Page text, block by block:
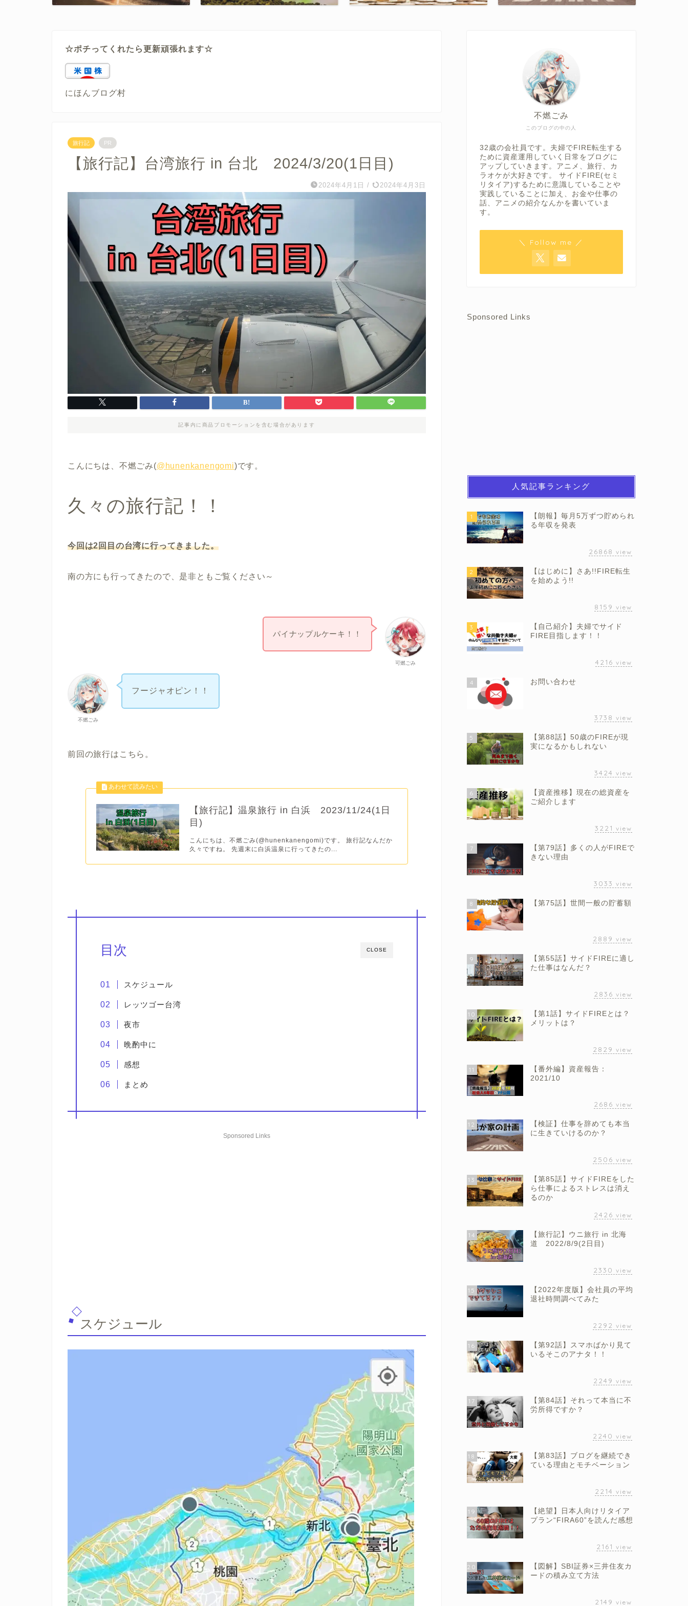
☆ポチってくれたら更新頑張れます☆
にほんブログ村
旅行記 PR
【旅行記】台湾旅行 in 台北 2024/3/20(1日目)
2024年4月1日 / 2024年4月3日
記事内に商品プロモーションを含む場合があります
こんにちは、不燃ごみ(@hunenkanengomi)です。
久々の旅行記！！
今回は2回目の台湾に行ってきました。
南の方にも行ってきたので、是非ともご覧ください～
可燃ごみ
パイナップルケーキ！！
不燃ごみ
フージャオピン！！
前回の旅行はこちら。
【旅行記】温泉旅行 in 白浜 2023/11/24(1日
目)
こんにちは、不燃ごみ(@hunenkanengomi)です。 旅行記なんだか
久々ですね。 先週末に白浜温泉に行ってきたの...
CLOSE
目次
スケジュール
レッツゴー台湾
夜市
晩酌中に
感想
まとめ
Sponsored Links
スケジュール
このブログの中の人
不燃ごみ
32歳の会社員です。夫婦でFIRE転生する
ために資産運用していく日常をブログに
アップしていきます。アニメ、旅行、カ
ラオケが大好きです。 サイドFIRE(セミ
リタイア)するために意識していることや
実践していることに加え、お金や仕事の
話、アニメの紹介なんかを書いていま
す。
＼ Follow me ／
Sponsored Links
人気記事ランキング
1
【朗報】毎月5万ずつ貯められ
る年収を発表
26868 view
2
【はじめに】さあ!!FIRE転生
を始めよう!!
8159 view
3
【自己紹介】夫婦でサイド
FIRE目指します！！
4216 view
4 お問い合わせ
3738 view
5
【第88話】50歳のFIREが現
実になるかもしれない
3424 view
6
【資産推移】現在の総資産を
ご紹介します
3221 view
7
【第79話】多くの人がFIREで
きない理由
3033 view
8 【第75話】世間一般の貯蓄額
2889 view
9
【第55話】サイドFIREに適し
た仕事はなんだ？
2836 view
10
【第1話】サイドFIREとは？
メリットは？
2829 view
11
【番外編】資産報告：
2021/10
2686 view
12
【検証】仕事を辞めても本当
に生きていけるのか？
2506 view
13
【第85話】サイドFIREをした
ら仕事によるストレスは消え
るのか
2426 view
14
【旅行記】ウニ旅行 in 北海
道 2022/8/9(2日目)
2330 view
15
【2022年度版】会社員の平均
退社時間調べてみた
2292 view
16
【第92話】スマホばかり見て
いるそこのアナタ！！
2249 view
17
【第84話】それって本当に不
労所得ですか？
2240 view
18
【第83話】ブログを継続でき
ている理由とモチベーション
2214 view
19
【絶望】日本人向けリタイア
プラン“FIRA60”を読んだ感想
2161 view
20
【図解】SBI証券×三井住友カ
ードの積み立て方法
2149 view